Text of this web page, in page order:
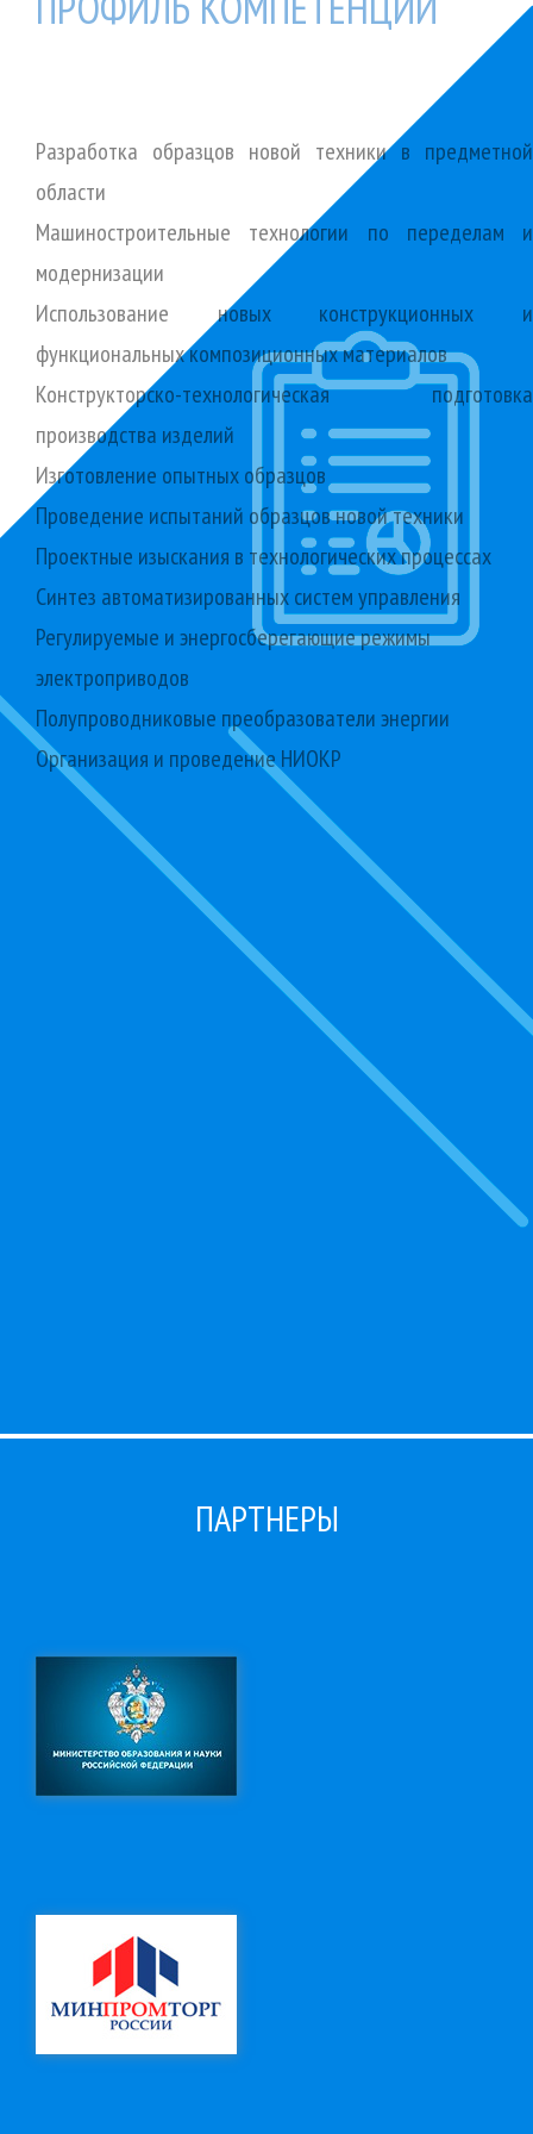
Разработка образцов новой техники в предметной
области
Машиностроительные технологии по переделам и
модернизации
Использование новых конструкционных и
функциональных композиционных материалов
Конструкторско-технологическая подготовка
производства изделий
Изготовление опытных образцов
Проведение испытаний образцов новой техники
Проектные изыскания в технологических процессах
Синтез автоматизированных систем управления
Регулируемые и энергосберегающие режимы
электроприводов
Полупроводниковые преобразователи энергии
Организация и проведение НИОКР
ПАРТНЕРЫ